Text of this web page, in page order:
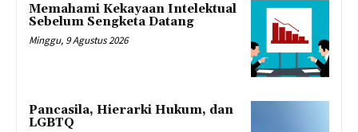
Memahami Kekayaan Intelektual
Sebelum Sengketa Datang
Minggu, 9 Agustus 2026
Pancasila, Hierarki Hukum, dan
LGBTQ